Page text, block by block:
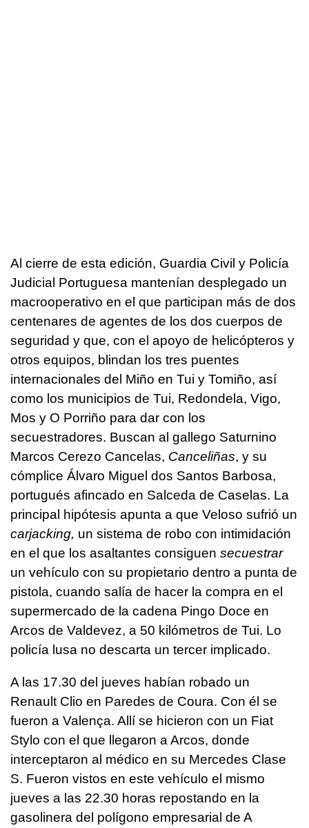
Al cierre de esta edición, Guardia Civil y Policía
Judicial Portuguesa mantenían desplegado un
macrooperativo en el que participan más de dos
centenares de agentes de los dos cuerpos de
seguridad y que, con el apoyo de helicópteros y
otros equipos, blindan los tres puentes
internacionales del Miño en Tui y Tomiño, así
como los municipios de Tui, Redondela, Vigo,
Mos y O Porriño para dar con los
secuestradores. Buscan al gallego Saturnino
Marcos Cerezo Cancelas, Canceliñas, y su
cómplice Álvaro Miguel dos Santos Barbosa,
portugués afincado en Salceda de Caselas. La
principal hipótesis apunta a que Veloso sufrió un
carjacking, un sistema de robo con intimidación
en el que los asaltantes consiguen secuestrar
un vehículo con su propietario dentro a punta de
pistola, cuando salía de hacer la compra en el
supermercado de la cadena Pingo Doce en
Arcos de Valdevez, a 50 kilómetros de Tui. Lo
policía lusa no descarta un tercer implicado.
A las 17.30 del jueves habían robado un
Renault Clio en Paredes de Coura. Con él se
fueron a Valença. Allí se hicieron con un Fiat
Stylo con el que llegaron a Arcos, donde
interceptaron al médico en su Mercedes Clase
S. Fueron vistos en este vehículo el mismo
jueves a las 22.30 horas repostando en la
gasolinera del polígono empresarial de A